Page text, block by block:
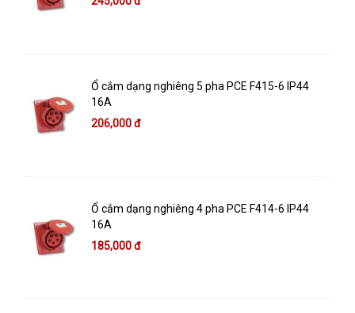
Ổ cắm dạng nghiêng 5 pha PCE F415-6 IP44
16A
206,000 đ
Ổ cắm dạng nghiêng 4 pha PCE F414-6 IP44
16A
185,000 đ